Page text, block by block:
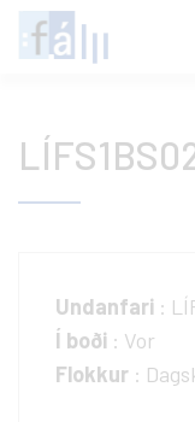
Fara
í
Undanfari :
Í boði : Vor
Flokkur :